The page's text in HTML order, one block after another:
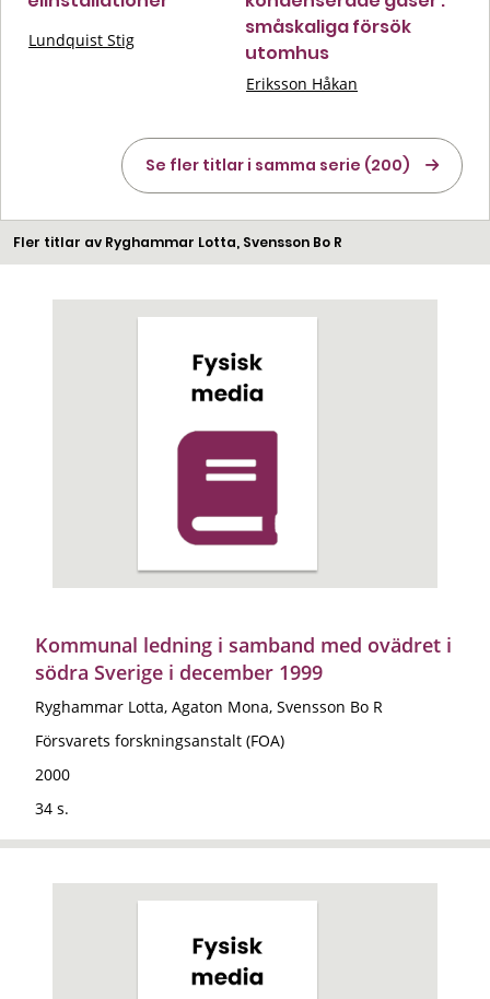
Lundquist Stig
småskaliga försök
utomhus
Eriksson Håkan
Se fler titlar i samma serie (200)
Fler titlar av Ryghammar Lotta, Svensson Bo R
Kommunal ledning i samband med ovädret i
södra Sverige i december 1999
Ryghammar Lotta, Agaton Mona, Svensson Bo R
Försvarets forskningsanstalt (FOA)
2000
34 s.